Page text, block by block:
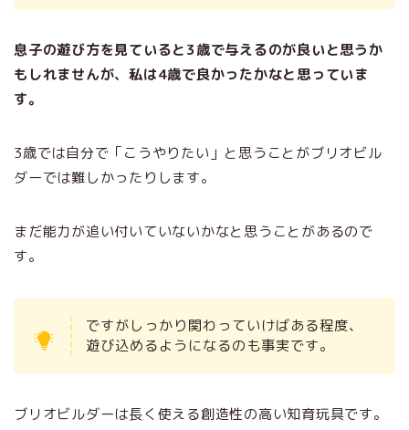
息子の遊び方を見ていると3歳で与えるのが良いと思うか
もしれませんが、私は4歳で良かったかなと思っていま
す。
3歳では自分で「こうやりたい」と思うことがブリオビル
ダーでは難しかったりします。
まだ能力が追い付いていないかなと思うことがあるので
す。
ですがしっかり関わっていけばある程度、
遊び込めるようになるのも事実です。
ブリオビルダーは長く使える創造性の高い知育玩具です。